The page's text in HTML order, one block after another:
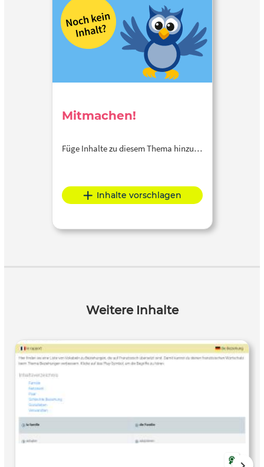
Mitmachen!
Füge Inhalte zu diesem Thema hinzu…
Inhalte vorschlagen
Weitere Inhalte